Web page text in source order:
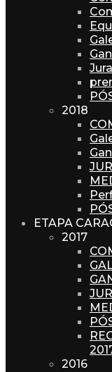
2018
ETAPA
2017
2016